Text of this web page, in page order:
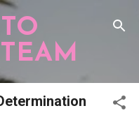
principal